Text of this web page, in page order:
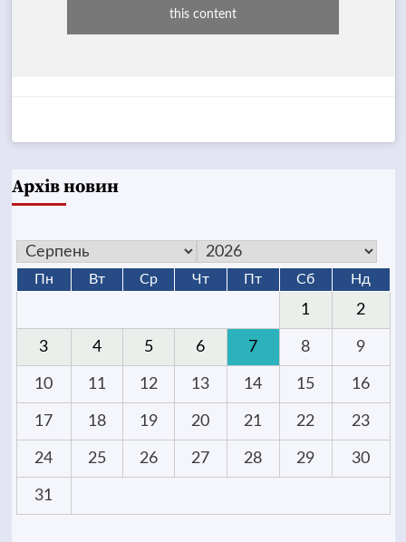
this content
Архів новин
Пн Вт Ср Чт Пт Сб Нд
1 2
3 4 5 6 7 8 9
10 11 12 13 14 15 16
17 18 19 20 21 22 23
24 25 26 27 28 29 30
31